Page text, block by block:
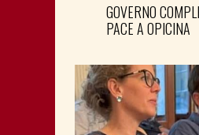
GOVERNO
PACE A OPICINA